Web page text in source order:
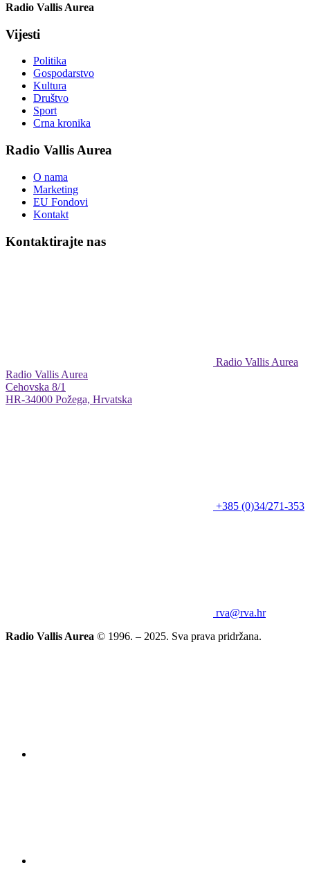
Radio Vallis Aurea
Vijesti
Politika
Gospodarstvo
Kultura
Društvo
Sport
Crna kronika
Radio Vallis Aurea
O nama
Marketing
EU Fondovi
Kontakt
Kontaktirajte nas
Radio Vallis Aurea
Radio Vallis Aurea
Cehovska 8/1
HR-34000 Požega, Hrvatska
+385 (0)34/271-353
rva@rva.hr
Radio Vallis Aurea © 1996. – 2025. Sva prava pridržana.